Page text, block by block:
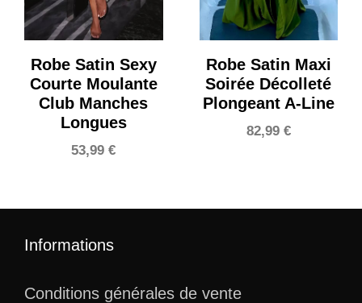
Robe Satin Sexy
Courte Moulante
Club Manches
Longues
53,99€
Robe Satin Maxi
Soirée Décolleté
Plongeant A-Line
82,99 €
Informations
Conditions générales de vente